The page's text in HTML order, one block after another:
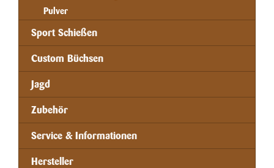
Pulver
Sport Schießen
Custom Büchsen
Jagd
Zubehör
Service & Informationen
Hersteller